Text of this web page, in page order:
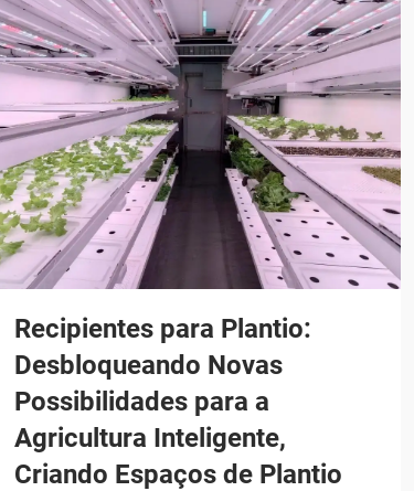
Recipientes para Plantio:
Desbloqueando Novas
Possibilidades para a
Agricultura Inteligente,
Criando Espaços de Plantio